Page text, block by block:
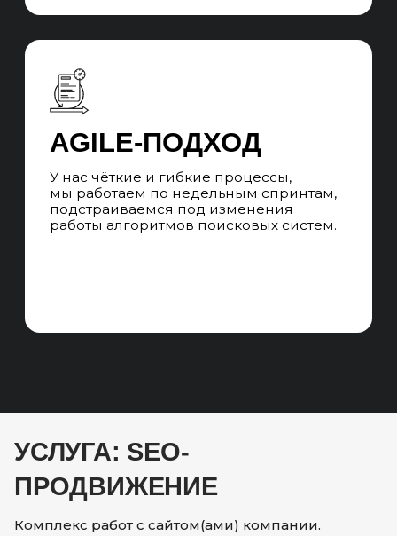
УСЛУГА: SEO-
ПРОДВИЖЕНИЕ
Комплекс работ с сайтом(ами) компании.